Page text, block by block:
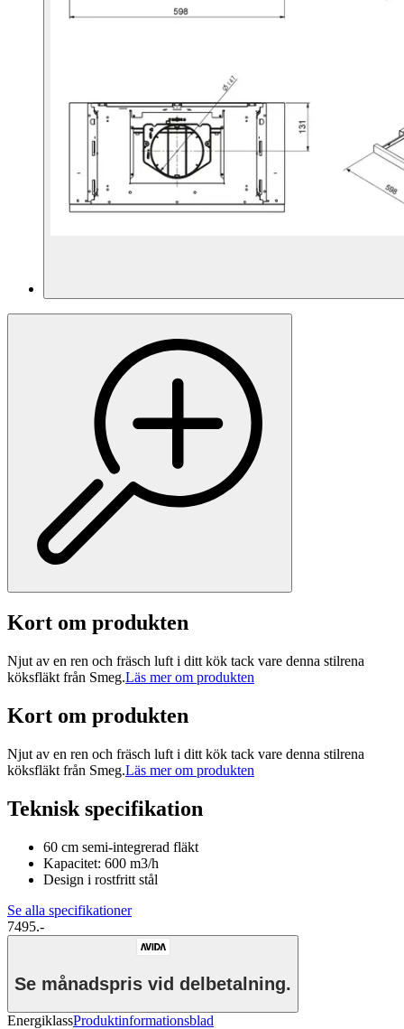
Kort om produkten
Njut av en ren och fräsch luft i ditt kök tack vare denna stilrena
köksfläkt från Smeg.Läs mer om produkten
Kort om produkten
Njut av en ren och fräsch luft i ditt kök tack vare denna stilrena
köksfläkt från Smeg.Läs mer om produkten
Teknisk specifikation
60 cm semi-integrerad fläkt
Kapacitet: 600 m3/h
Design i rostfritt stål
Se alla specifikationer
7495.-
Se månadspris vid delbetalning.
EnergiklassProduktinformationsblad